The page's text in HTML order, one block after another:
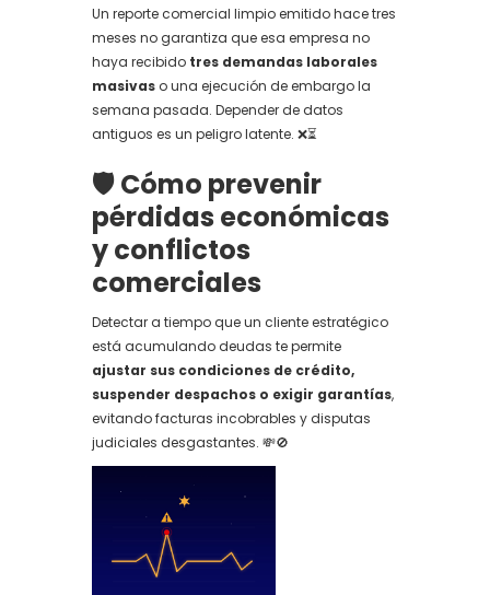
Un reporte comercial limpio emitido hace tres
meses no garantiza que esa empresa no
haya recibido tres demandas laborales
masivas o una ejecución de embargo la
semana pasada. Depender de datos
antiguos es un peligro latente. ❌⏳
🛡️ Cómo prevenir
pérdidas económicas
y conflictos
comerciales
Detectar a tiempo que un cliente estratégico
está acumulando deudas te permite
ajustar sus condiciones de crédito,
suspender despachos o exigir garantías,
evitando facturas incobrables y disputas
judiciales desgastantes. 💸🚫